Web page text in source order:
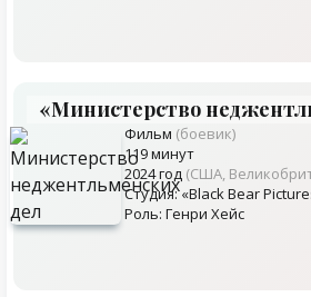
«Министерство
Фильм (боевик)
119 минут
2024 год (США,
Студия: «Black Bear
Роль: Генри Хейс